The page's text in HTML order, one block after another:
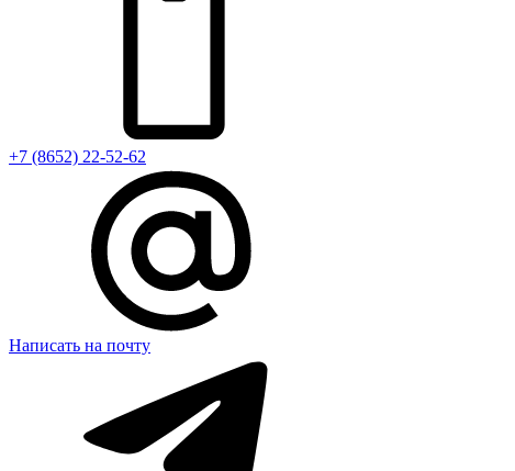
+7 (8652) 22-52-62
Написать на почту